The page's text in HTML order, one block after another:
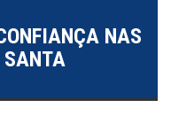
NAS
SANTA